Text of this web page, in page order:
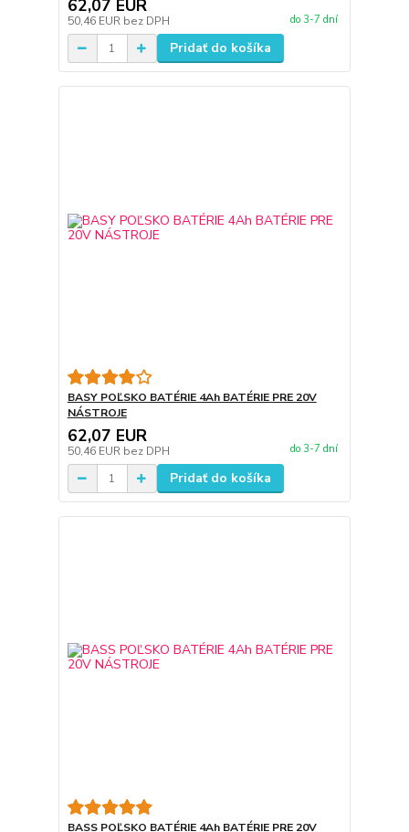
62,07 EUR
50,46 EUR bez DPH do 3-7 dní
Pridať do košíka
BASY POĽSKO BATÉRIE 4Ah BATÉRIE PRE 20V
NÁSTROJE
62,07 EUR
50,46 EUR bez DPH do 3-7 dní
Pridať do košíka
BASS POĽSKO BATÉRIE 4Ah BATÉRIE PRE 20V